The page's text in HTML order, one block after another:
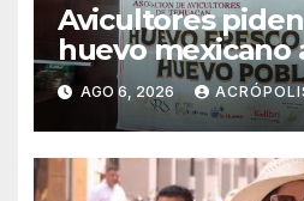
Avicultores
huevo mexicano
importaciones
AGO 6, 2026